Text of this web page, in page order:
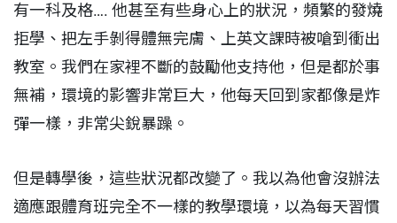
有一科及格…. 他甚至有些身心上的狀況，頻繁的發燒
拒學、把左手剝得體無完膚、上英文課時被嗆到衝出
教室。我們在家裡不斷的鼓勵他支持他，但是都於事
無補，環境的影響非常巨大，他每天回到家都像是炸
彈一樣，非常尖銳暴躁。
但是轉學後，這些狀況都改變了。我以為他會沒辦法
適應跟體育班完全不一樣的教學環境，以為每天習慣